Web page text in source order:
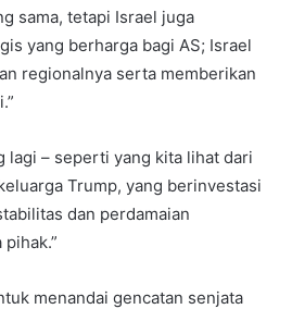
sama, tetapi Israel juga
yang berharga bagi AS; Israel
regionalnya serta memberikan
lagi – seperti yang kita lihat dari
Trump, yang berinvestasi
dan perdamaian
menandai gencatan senjata